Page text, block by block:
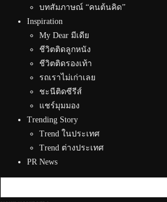
บทสัมภาษณ์ “คนต้นคิด”
Inspiration
My Dear มีเดีย
ชีวิตติดลูกหนัง
ชีวิตติดรองเท้า
รถเราไม่เก่าเลย
ชะนีติดซีรีส์
แชร์มุมมอง
Trending Story
Trend ในประเทศ
Trend ต่างประเทศ
PR News